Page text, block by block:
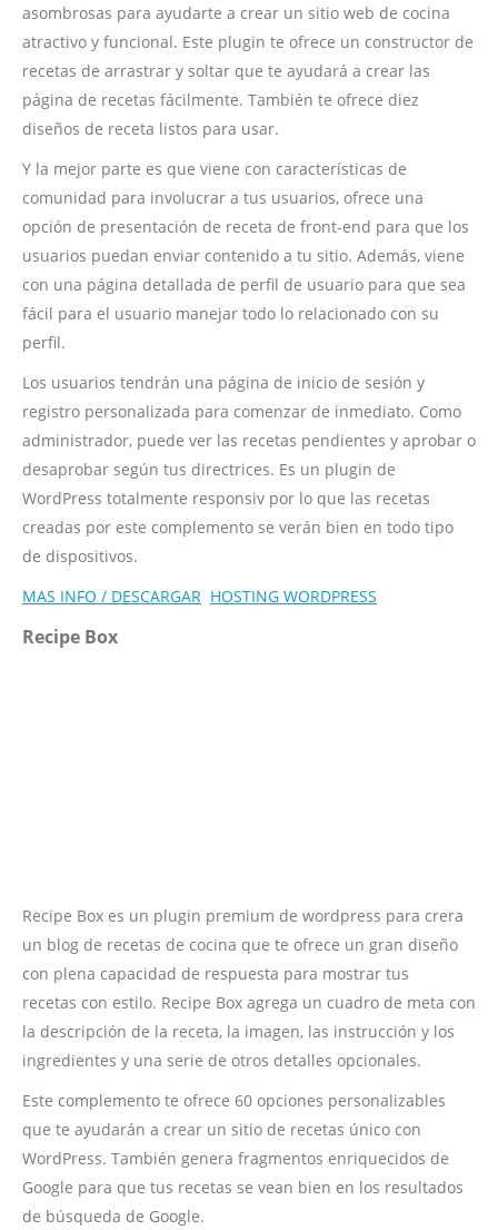
asombrosas para ayudarte a crear un sitio web de cocina
atractivo y funcional. Este plugin te ofrece un constructor de
recetas de arrastrar y soltar que te ayudará a crear las
página de recetas fácilmente. También te ofrece diez
diseños de receta listos para usar.
Y la mejor parte es que viene con características de
comunidad para involucrar a tus usuarios, ofrece una
opción de presentación de receta de front-end para que los
usuarios puedan enviar contenido a tu sitio. Además, viene
con una página detallada de perfil de usuario para que sea
fácil para el usuario manejar todo lo relacionado con su
perfil.
Los usuarios tendrán una página de inicio de sesión y
registro personalizada para comenzar de inmediato. Como
administrador, puede ver las recetas pendientes y aprobar o
desaprobar según tus directrices. Es un plugin de
WordPress totalmente responsiv por lo que las recetas
creadas por este complemento se verán bien en todo tipo
de dispositivos.
MAS INFO / DESCARGAR HOSTING WORDPRESS
Recipe Box
Recipe Box es un plugin premium de wordpress para crera
un blog de recetas de cocina que te ofrece un gran diseño
con plena capacidad de respuesta para mostrar tus
recetas con estilo. Recipe Box agrega un cuadro de meta con
la descripción de la receta, la imagen, las instrucción y los
ingredientes y una serie de otros detalles opcionales.
Este complemento te ofrece 60 opciones personalizables
que te ayudarán a crear un sitio de recetas único con
WordPress. También genera fragmentos enriquecidos de
Google para que tus recetas se vean bien en los resultados
de búsqueda de Google.